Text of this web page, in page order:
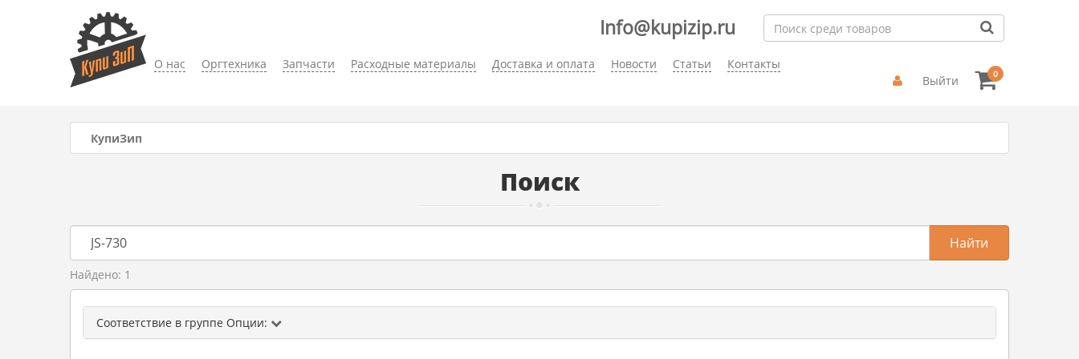
О нас Оргтехника Запчасти Расходные материалы Доставка и оплата Новости Статьи Контакты
Info@kupizip.ru
Выйти 0
КупиЗип
Поиск
Найдено: 1
Соответствие в группе Опции: